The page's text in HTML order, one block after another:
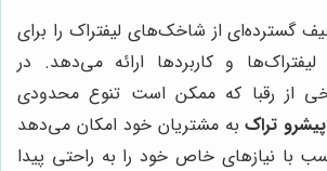
گسترده‌ای از شاخک‌های لیفتراک را برای
و کاربردها ارائه می‌دهد. در
از رقبا که ممکن است تنوع محدودی
پیشرو تراکبه مشتریان خود امکان می‌دهد
با نیازهای خاص خود را به راحتی پیدا